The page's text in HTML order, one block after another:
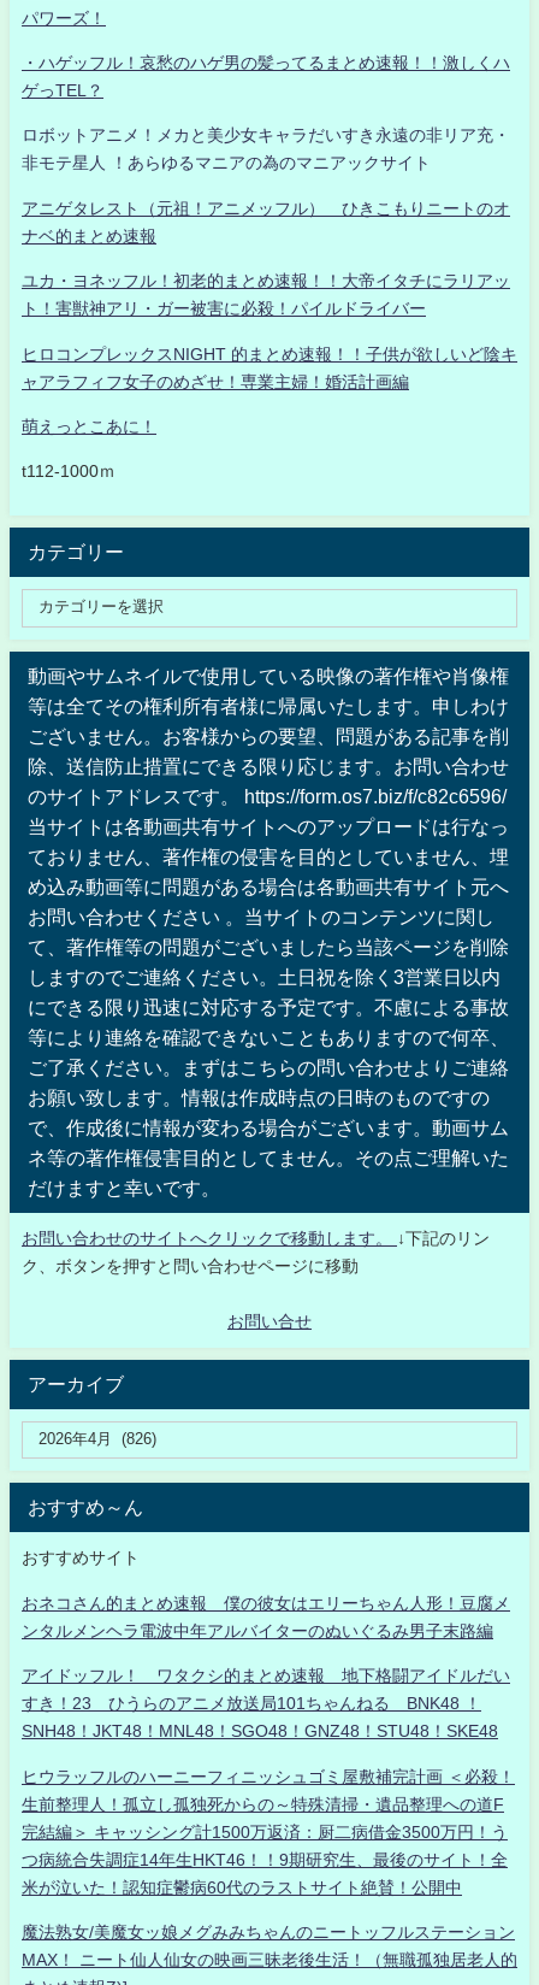
パワーズ！
・ハゲッフル！哀愁のハゲ男の髪ってるまとめ速報！！激しくハ
ゲっTEL？
ロボットアニメ！メカと美少女キャラだいすき永遠の非リア充・
非モテ星人 ！あらゆるマニアの為のマニアックサイト
アニゲタレスト（元祖！アニメッフル） ひきこもりニートのオ
ナベ的まとめ速報
ユカ・ヨネッフル！初老的まとめ速報！！大帝イタチにラリアッ
ト！害獣神アリ・ガー被害に必殺！パイルドライバー
ヒロコンプレックスNIGHT 的まとめ速報！！子供が欲しいど陰キ
ャアラフィフ女子のめざせ！専業主婦！婚活計画編
萌えっとこあに！
t112-1000ｍ
カテゴリー
動画やサムネイルで使用している映像の著作権や肖像権
等は全てその権利所有者様に帰属いたします。申しわけ
ございません。お客様からの要望、問題がある記事を削
除、送信防止措置にできる限り応じます。お問い合わせ
のサイトアドレスです。 https://form.os7.biz/f/c82c6596/
当サイトは各動画共有サイトへのアップロードは行なっ
ておりません、著作権の侵害を目的としていません、埋
め込み動画等に問題がある場合は各動画共有サイト元へ
お問い合わせください 。当サイトのコンテンツに関し
て、著作権等の問題がございましたら当該ページを削除
しますのでご連絡ください。土日祝を除く3営業日以内
にできる限り迅速に対応する予定です。不慮による事故
等により連絡を確認できないこともありますので何卒、
ご了承ください。まずはこちらの問い合わせよりご連絡
お願い致します。情報は作成時点の日時のものですの
で、作成後に情報が変わる場合がございます。動画サム
ネ等の著作権侵害目的としてません。その点ご理解いた
だけますと幸いです。
お問い合わせのサイトへクリックで移動します。
↓下記のリン
ク、ボタンを押すと問い合わせページに移動
お問い合せ
アーカイブ
おすすめ～ん
おすすめサイト
おネコさん的まとめ速報 僕の彼女はエリーちゃん人形！豆腐メ
ンタルメンヘラ電波中年アルバイターのぬいぐるみ男子末路編
アイドッフル！ ワタクシ的まとめ速報 地下格闘アイドルだい
すき！23 ひうらのアニメ放送局101ちゃんねる BNK48 ！
SNH48！JKT48！MNL48！SGO48！GNZ48！STU48！SKE48
ヒウラッフルのハーニーフィニッシュゴミ屋敷補完計画 ＜必殺！
生前整理人！孤立し孤独死からの～特殊清掃・遺品整理への道F
完結編＞ キャッシング計1500万返済：厨二病借金3500万円！う
つ病統合失調症14年生HKT46！！9期研究生、最後のサイト！全
米が泣いた！認知症鬱病60代のラストサイト絶賛！公開中
魔法熟女/美魔女ッ娘メグみみちゃんのニートッフルステーション
MAX！ ニート仙人仙女の映画三昧老後生活！（無職孤独居老人的